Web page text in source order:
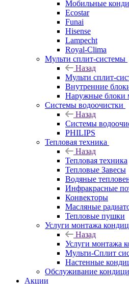
Мобильные
Ecostar
Funai
Hisense
Lampecht
Royal-Clima
Мульти сплит-системы
Назад
Мульти сплит-
Внутренние
Наружные блоки
Системы водоочистки
Назад
Системы
PHILIPS
Тепловая техника
Назад
Тепловая техника
Тепловые Завесы
Водяные
Инфракрасные
Конвекторы
Масляные
Тепловые пушки
Услуги монтажа
Назад
Услуги монтажа
Мульти-Сплит
Настенные
Обслуживание
Акции